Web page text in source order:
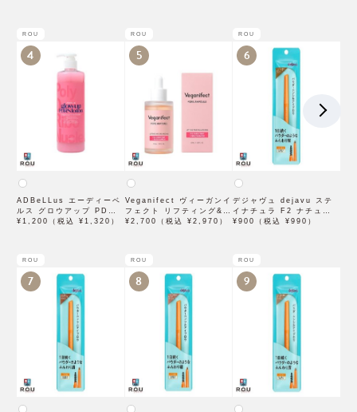
ROU
4
ADBeLLus エーディーベ
ルス グロウアップ PDRN
ローション 500mL
¥1,200（税込 ¥1,320）
ROU
5
Veganifect ヴィーガンイ
フェクト リフティング&バ
ランシング フィグチェス
¥2,700（税込 ¥2,970）
ROU
6
デジャヴュ dejavu ステ
イナチュラ F2 ナチュラル
ブラウン【アイブロウ】
¥900（税込 ¥990）
ROU
7
ROU
8
ROU
9